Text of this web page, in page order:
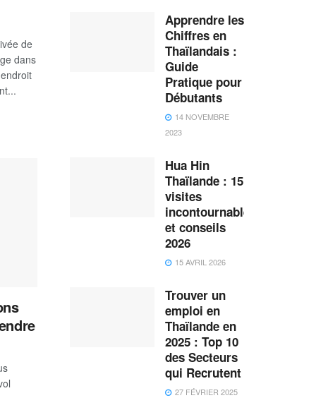
de
dans
Apprendre les
Chiffres en
Thaïlandais :
Guide
Pratique pour
Débutants
14 NOVEMBRE
2023
Hua Hin
Thaïlande : 15
visites
incontournables
et conseils
2026
15 AVRIL 2026
Trouver un
emploi en
Thaïlande en
2025 : Top 10
des Secteurs
qui Recrutent
27 FÉVRIER 2025